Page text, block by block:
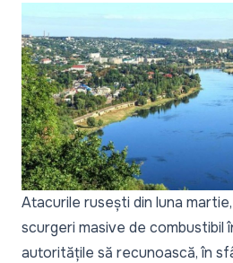
Atacurile rusești din luna
scurgeri masive de combustibil
autoritățile să recunoască, în